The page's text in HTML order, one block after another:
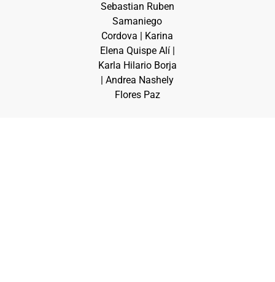
Sebastian Ruben
Samaniego
Cordova | Karina
Elena Quispe Alí |
Karla Hilario Borja
| Andrea Nashely
Flores Paz